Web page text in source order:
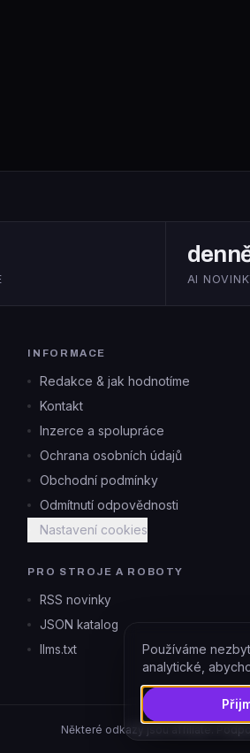
AI
INFORMACE
Redakce & jak hodnotíme
Kontakt
Inzerce a spolupráce
Ochrana osobních údajů
Obchodní podmínky
Odmítnutí odpovědnosti
Nastavení cookies
PRO STROJE A ROBOTY
RSS novinky
JSON katalog
llms.txt
Některé odkazy jsou affiliate.
Používáme
analytické,